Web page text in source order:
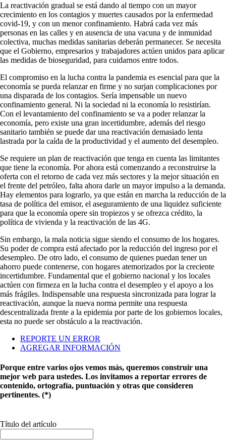
La reactivación gradual se está dando al tiempo con un mayor
crecimiento en los contagios y muertes causados por la enfermedad
covid-19, y con un menor confinamiento. Habrá cada vez más
personas en las calles y en ausencia de una vacuna y de inmunidad
colectiva, muchas medidas sanitarias deberán permanecer. Se necesita
que el Gobierno, empresarios y trabajadores actúen unidos para aplicar
las medidas de bioseguridad, para cuidarnos entre todos.
El compromiso en la lucha contra la pandemia es esencial para que la
economía se pueda relanzar en firme y no surjan complicaciones por
una disparada de los contagios. Sería impensable un nuevo
confinamiento general. Ni la sociedad ni la economía lo resistirían.
Con el levantamiento del confinamiento se va a poder relanzar la
economía, pero existe una gran incertidumbre, además del riesgo
sanitario también se puede dar una reactivación demasiado lenta
lastrada por la caída de la productividad y el aumento del desempleo.
Se requiere un plan de reactivación que tenga en cuenta las limitantes
que tiene la economía. Por ahora está comenzando a reconstruirse la
oferta con el retorno de cada vez más sectores y la mejor situación en
el frente del petróleo, falta ahora darle un mayor impulso a la demanda.
Hay elementos para lograrlo, ya que están en marcha la reducción de la
tasa de política del emisor, el aseguramiento de una liquidez suficiente
para que la economía opere sin tropiezos y se ofrezca crédito, la
política de vivienda y la reactivación de las 4G.
Sin embargo, la mala noticia sigue siendo el consumo de los hogares.
Su poder de compra está afectado por la reducción del ingreso por el
desempleo. De otro lado, el consumo de quienes puedan tener un
ahorro puede contenerse, con hogares atemorizados por la creciente
incertidumbre. Fundamental que el gobierno nacional y los locales
actúen con firmeza en la lucha contra el desempleo y el apoyo a los
más frágiles. Indispensable una respuesta sincronizada para lograr la
reactivación, aunque la nueva norma permite una respuesta
descentralizada frente a la epidemia por parte de los gobiernos locales,
esta no puede ser obstáculo a la reactivación.
REPORTE UN ERROR
AGREGAR INFORMACIÓN
Porque entre varios ojos vemos más, queremos construir una
mejor web para ustedes. Los invitamos a reportar errores de
contenido, ortografía, puntuación y otras que consideren
pertinentes. (*)
Título del artículo